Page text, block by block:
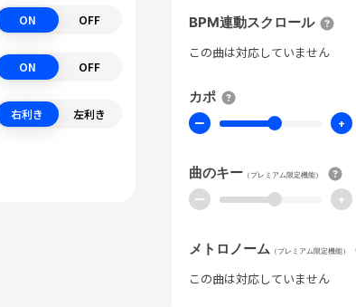
ON OFF
ON OFF
右利き 左利き
BPM連動スクロール
この曲は対応していません
カポ
ー +
曲のキー （プレミアム限定機能）
ー +
メトロノーム （プレミアム限定機能）
この曲は対応していません